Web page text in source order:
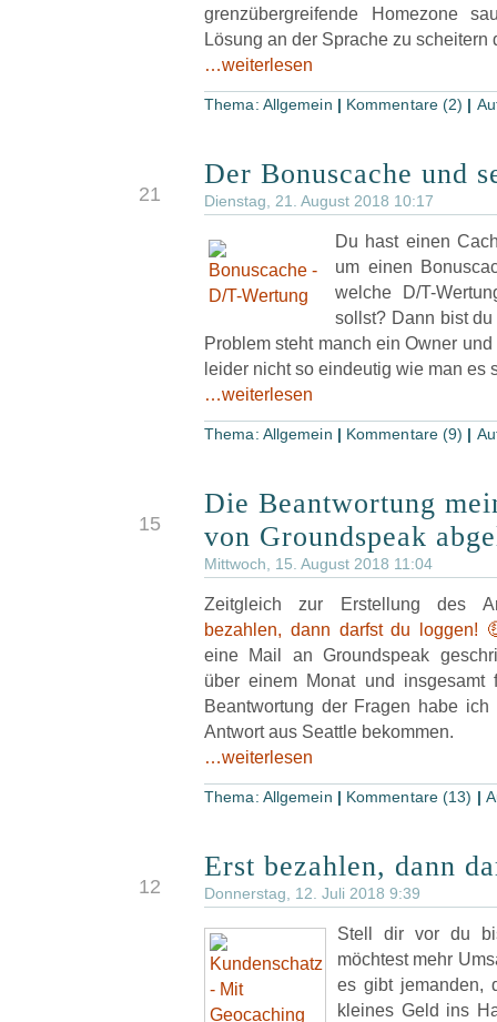
grenzübergreifende Homezone
Lösung an der Sprache zu scheitern
…weiterlesen
Thema: Allgemein Kommentare (2)
21
Der Bonuscache und
Dienstag, 21. August 2018 10:17
Du hast einen
um einen
welche D/T-
sollst? Dann bist
Problem steht manch ein Owner
leider nicht so eindeutig wie man es
…weiterlesen
Thema: Allgemein Kommentare (9)
15
Die Beantwortung
von Groundspeak
Mittwoch, 15. August 2018 11:04
Zeitgleich zur Erstellung des
bezahlen, dann darfst du loggen!
eine Mail an Groundspeak
über einem Monat und
Beantwortung der Fragen habe
Antwort aus Seattle bekommen.
…weiterlesen
Thema: Allgemein Kommentare (13)
12
Erst bezahlen, dann
Donnerstag, 12. Juli 2018 9:39
Stell dir vor du
möchtest mehr
es gibt jemanden,
kleines Geld ins